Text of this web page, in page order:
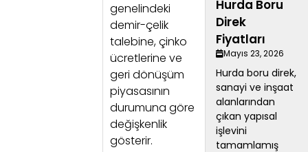
genelindeki
demir-çelik
talebine, çinko
ücretlerine ve
geri dönüşüm
piyasasının
durumuna göre
değişkenlik
gösterir.
Hurda Boru
Direk
Fiyatları
Mayıs 23, 2026
Hurda boru direk,
sanayi ve inşaat
alanlarından
çıkan yapısal
işlevini
tamamlamış